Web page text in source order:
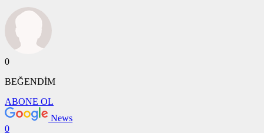
0
BEĞENDİM
ABONE OL
News
0